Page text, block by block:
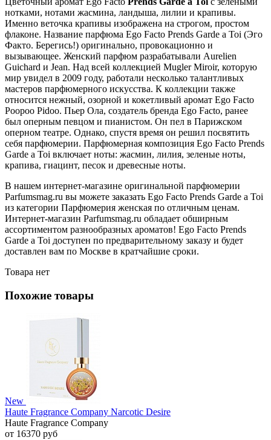
нотками, нотами жасмина, ландыша, лилии и крапивы.
Именно веточка крапивы изображена на строгом, простом
флаконе. Название парфюма Ego Facto Prends Garde a Toi (Эго
Факто. Берегись!) оригинально, провокационно и
вызывающее. Женский парфюм разрабатывали Aurelien
Guichard и Jean. Над всей коллекцией Mugler Miroir, которую
мир увидел в 2009 году, работали несколько талантливых
мастеров парфюмерного искусства. К коллекции также
относится нежный, озорной и кокетливый аромат Ego Facto
Poopoo Pidoo. Пьер Ола, создатель бренда Ego Facto, ранее
был оперным певцом и пианистом. Он пел в Парижском
оперном театре. Однако, спустя время он решил посвятить
себя парфюмерии. Парфюмерная композиция Ego Facto Prends
Garde a Toi включает ноты: жасмин, лилия, зеленые ноты,
крапива, гиацинт, песок и древесные ноты.
В нашем интернет-магазине оригинальной парфюмерии
Parfumsmag.ru вы можете заказать Ego Facto Prends Garde a Toi
из категории Парфюмерия женская по отличным ценам.
Интернет-магазин Parfumsmag.ru обладает обширным
ассортиментом разнообразных ароматов! Ego Facto Prends
Garde a Toi доступен по предварительному заказу и будет
доставлен вам по Москве в кратчайшие сроки.
Товара нет
Похожие товары
New
Haute Fragrance Company Narcotic Desire
Haute Fragrance Company
от 16370 руб